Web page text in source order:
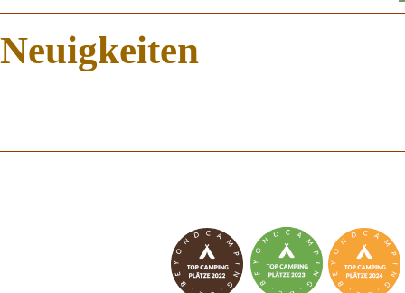
Neuigkeiten